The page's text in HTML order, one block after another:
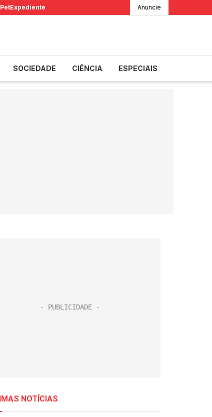
PetExpediente Anuncie
SOCIEDADE CIÊNCIA ESPECIAIS